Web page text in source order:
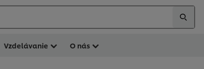
Vzdelávanie O nás